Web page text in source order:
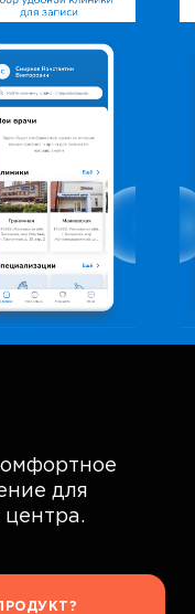
для